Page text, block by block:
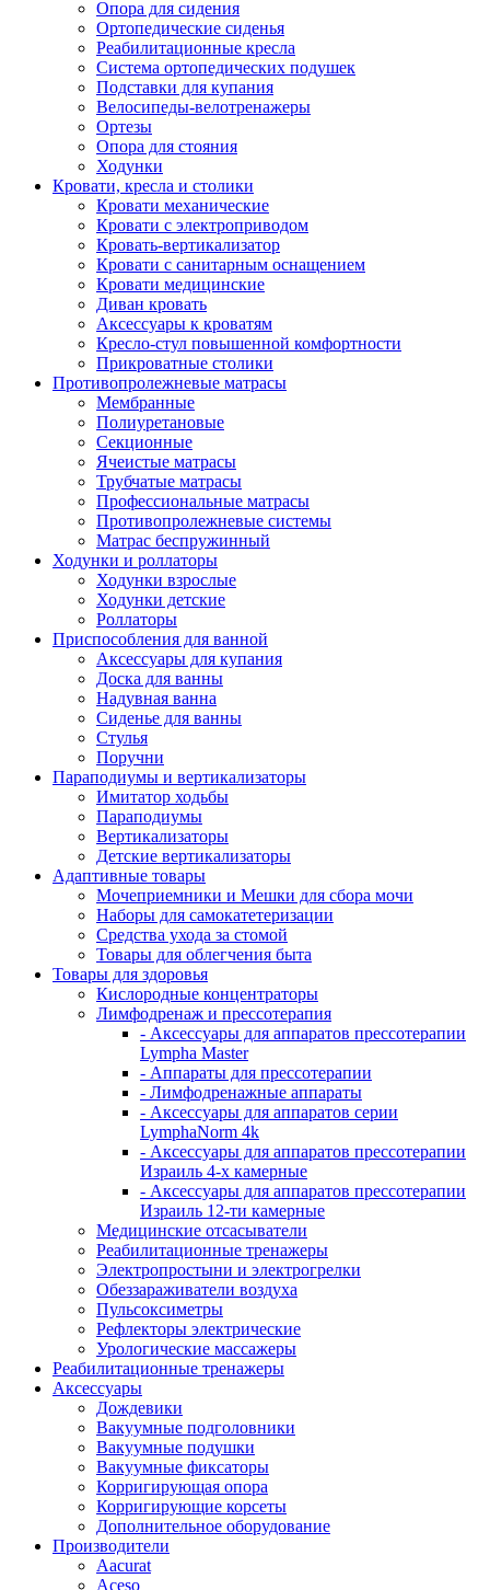
Опора для сидения
Ортопедические сиденья
Реабилитационные кресла
Система ортопедических подушек
Подставки для купания
Велосипеды-велотренажеры
Ортезы
Опора для стояния
Ходунки
Кровати, кресла и столики
Кровати механические
Кровати с электроприводом
Кровать-вертикализатор
Кровати с санитарным оснащением
Кровати медицинские
Диван кровать
Аксессуары к кроватям
Кресло-стул повышенной комфортности
Прикроватные столики
Противопролежневые матрасы
Мембранные
Полиуретановые
Секционные
Ячеистые матрасы
Трубчатые матрасы
Профессиональные матрасы
Противопролежневые системы
Матрас беспружинный
Ходунки и роллаторы
Ходунки взрослые
Ходунки детские
Роллаторы
Приспособления для ванной
Аксессуары для купания
Доска для ванны
Надувная ванна
Сиденье для ванны
Стулья
Поручни
Параподиумы и вертикализаторы
Имитатор ходьбы
Параподиумы
Вертикализаторы
Детские вертикализаторы
Адаптивные товары
Мочеприемники и Мешки для сбора мочи
Наборы для самокатетеризации
Средства ухода за стомой
Товары для облегчения быта
Товары для здоровья
Кислородные концентраторы
Лимфодренаж и прессотерапия
- Аксессуары для аппаратов прессотерапии
Lympha Master
- Аппараты для прессотерапии
- Лимфодренажные аппараты
- Аксессуары для аппаратов серии
LymphaNorm 4k
- Аксессуары для аппаратов прессотерапии
Израиль 4-х камерные
- Аксессуары для аппаратов прессотерапии
Израиль 12-ти камерные
Медицинские отсасыватели
Реабилитационные тренажеры
Электропростыни и электрогрелки
Обеззараживатели воздуха
Пульсоксиметры
Рефлекторы электрические
Урологические массажеры
Реабилитационные тренажеры
Аксессуары
Дождевики
Вакуумные подголовники
Вакуумные подушки
Вакуумные фиксаторы
Корригирующая опора
Корригирующие корсеты
Дополнительное оборудование
Производители
Aacurat
Aceso